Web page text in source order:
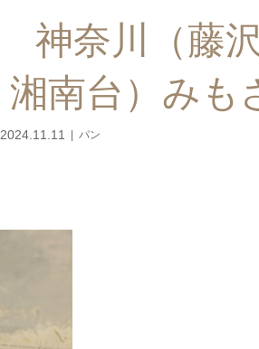
奈川（藤
南台）みも
2024.11.11 パン